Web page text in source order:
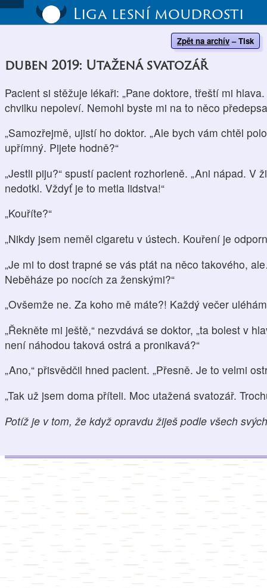
Liga lesní moudrosti
Zpět na archív – Tisk
duben 2019: Utažená svatozář
Pacient si stěžuje lékaři: „Pane doktore, třeští mi
chvilku nepoleví. Nemohl byste mi na to něco
„Samozřejmě, ujistí ho doktor. „Ale bych vám chtěl
upřímný. Pijete hodně?“
„Jestli piju?“ spustí pacient rozhorleně. „Ani nápad. V
nedotkl. Vždyť je to metla lidstva!“
„Kouříte?“
„Nikdy jsem neměl cigaretu v ústech. Kouření je
„Je mi to dost trapné se vás ptát na něco takového,
Neběháze po nocích za ženskými?“
„Ovšemže ne. Za koho mě máte?! Každý večer
„Řekněte mi ještě,“ nezvdává se doktor, „ta bolest v
není náhodou taková ostrá a pronikavá?“
„Ano,“ přisvědčil hned pacient. „Přesně. Je to velmi
„Tak už jsem doma příteli. Moc utažená svatozář.
Potíž je v tom, že když opravdu žiješ podle všech